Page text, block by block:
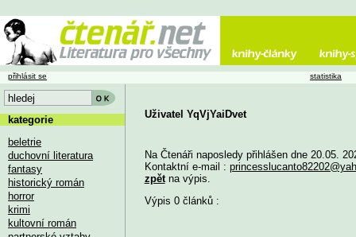
Uživatel YqVjYaiDvet
Na Čtenáři naposledy přihlášen dne 20.05.
Kontaktní e-mail :
zpětna výpis.
Výpis 0 článků :
přihlásit se statistika
kategorie
beletrie
duchovní literatura
fantasy
historický román
horror
krimi
kultovní román